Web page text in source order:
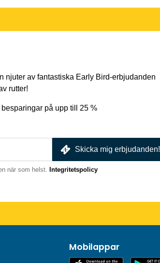
njuter av fantastiska Early Bird-erbjudanden
rutter!
på upp till 25 %
Skicka mig erbjudanden!
när som helst. Integritetspolicy
Mobilappar